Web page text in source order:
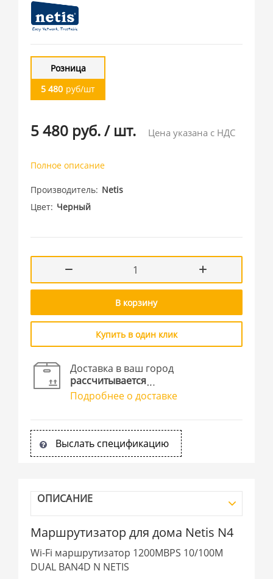
Розница
5 480 руб/шт
5 480 руб./ шт. Цена указана с НДС
Полное описание
Производитель Netis
Цвет Черный
В корзину
Купить в один клик
Доставка в ваш город
рассчитывается
Подробнее о доставке
Выслать спецификацию
ОПИСАНИЕ
Маршрутизатор для дома Netis N4
Wi-Fi маршрутизатор 1200MBPS 10/100M
DUAL BAN4D N NETIS